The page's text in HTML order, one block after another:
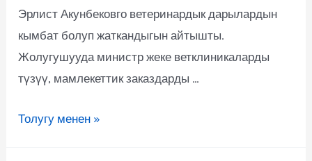
Эрлист Акунбековго ветеринардык дарылардын
кымбат болуп жаткандыгын айтышты.
Жолугушууда министр жеке ветклиникаларды
түзүү, мамлекеттик заказдарды …
Толугу менен »